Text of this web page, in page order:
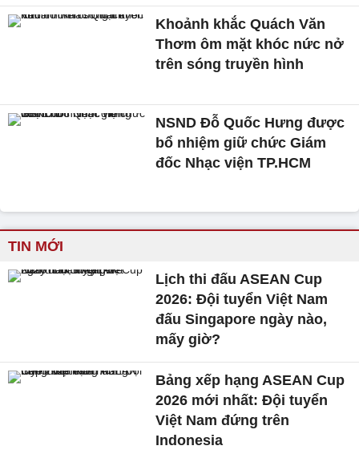
Khoảnh khắc Quách Văn
Thơm ôm mặt khóc nức nở
trên sóng truyền hình
NSND Đỗ Quốc Hưng được
bổ nhiệm giữ chức Giám
đốc Nhạc viện TP.HCM
TIN MỚI
Lịch thi đấu ASEAN Cup
2026: Đội tuyển Việt Nam
đấu Singapore ngày nào,
mấy giờ?
Bảng xếp hạng ASEAN Cup
2026 mới nhất: Đội tuyển
Việt Nam đứng trên
Indonesia